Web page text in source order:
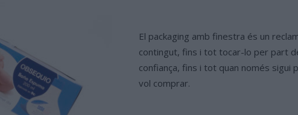
El packaging amb finestra és un
contingut, fins i tot tocar-lo per part
confiança, fins i tot quan només
vol comprar.